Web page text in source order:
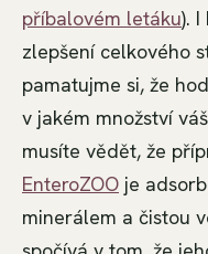
příbalovém letáku).
zlepšení celkového
pamatujme si, že
v jakém množství
musíte vědět, že
EnteroZOO je
minerálem a čistou